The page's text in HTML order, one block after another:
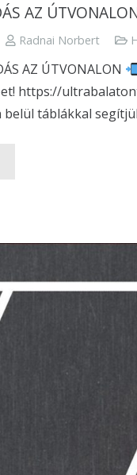
AZ
Radnai Norbert
AZ ÚTVONALON
https://
táblákkal